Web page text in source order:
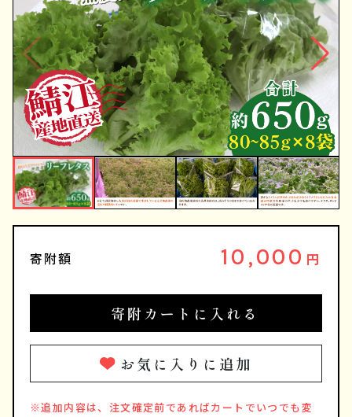
寄附額 10,000 円
寄附カートに入れる
お気に入りに追加
※追加内容は、注文確定前であればカートでいつでも変